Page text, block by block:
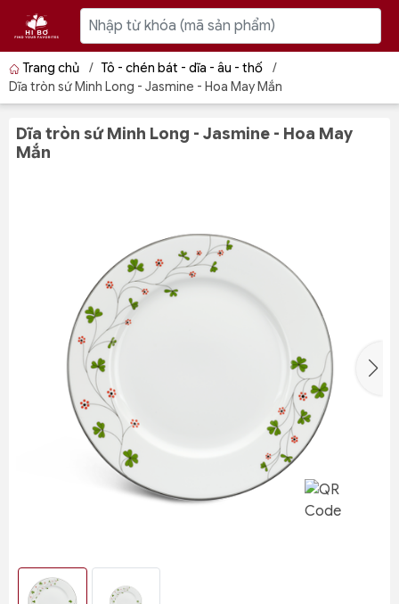
Trang chủ / Tô - chén bát - dĩa - âu - thố
/
Dĩa tròn sứ Minh Long - Jasmine - Hoa May Mắn
Dĩa tròn sứ Minh Long - Jasmine - Hoa May
Mắn